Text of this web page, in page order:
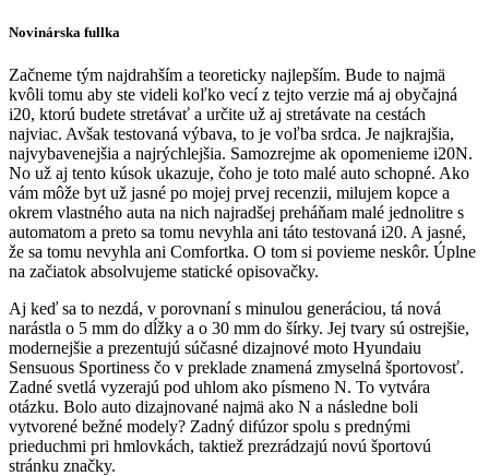
Novinárska fullka
Začneme tým najdrahším a teoreticky najlepším. Bude to najmä
kvôli tomu aby ste videli koľko vecí z tejto verzie má aj obyčajná
i20, ktorú budete stretávať a určite už aj stretávate na cestách
najviac. Avšak testovaná výbava, to je voľba srdca. Je najkrajšia,
najvybavenejšia a najrýchlejšia. Samozrejme ak opomenieme i20N.
No už aj tento kúsok ukazuje, čoho je toto malé auto schopné. Ako
vám môže byt už jasné po mojej prvej recenzii, milujem kopce a
okrem vlastného auta na nich najradšej preháňam malé jednolitre s
automatom a preto sa tomu nevyhla ani táto testovaná i20. A jasné,
že sa tomu nevyhla ani Comfortka. O tom si povieme neskôr. Úplne
na začiatok absolvujeme statické opisovačky.
Aj keď sa to nezdá, v porovnaní s minulou generáciou, tá nová
narástla o 5 mm do dĺžky a o 30 mm do šírky. Jej tvary sú ostrejšie,
modernejšie a prezentujú súčasné dizajnové moto Hyundaiu
Sensuous Sportiness čo v preklade znamená zmyselná športovosť.
Zadné svetlá vyzerajú pod uhlom ako písmeno N. To vytvára
otázku. Bolo auto dizajnované najmä ako N a následne boli
vytvorené bežné modely? Zadný difúzor spolu s prednými
prieduchmi pri hmlovkách, taktiež prezrádzajú novú športovú
stránku značky.